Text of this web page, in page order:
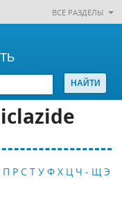
ВСЕ РАЗДЕЛЫ
П Р С Т У Ф Х Ц Ч - Щ Э